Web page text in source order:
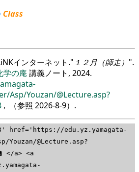
Class
インターネット. １２月（師走）
.
学の庵 講義ノート, 2024.
Asp/Youzan/@Lecture.asp?
, （参照 2026-8-9）.
href='https://edu.yz.yamagata-
Youzan/@Lecture.asp?
</a> <a